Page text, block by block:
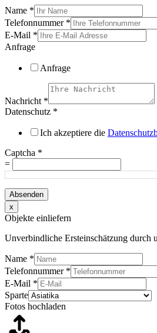
Name *
Telefonnummer *
E-Mail *
Anfrage
Anfrage
Nachricht *
Datenschutz *
Ich akzeptiere die
Captcha *
=
Absenden
x
Objekte einliefern
Unverbindliche Ersteinschätzung durch
Name *
Telefonnummer *
E-Mail *
Sparte
Fotos hochladen